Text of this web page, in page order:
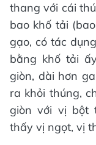
thang với cái
bao khố tải
gạo, có tác
bằng khố tải
giòn, dài hơn
ra khỏi thúng,
giòn với vị bột
thấy vị ngọt, vị